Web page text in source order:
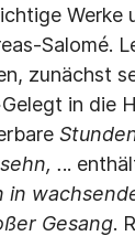
Salomé.
zunächst
in die
...
in
Gesang.